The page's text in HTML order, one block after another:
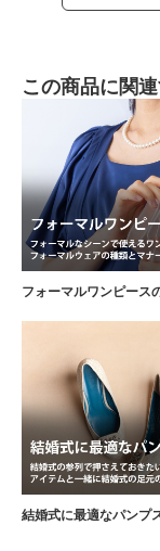
この商品に関
フォーマルワンピース
結婚式に最適なパンプ